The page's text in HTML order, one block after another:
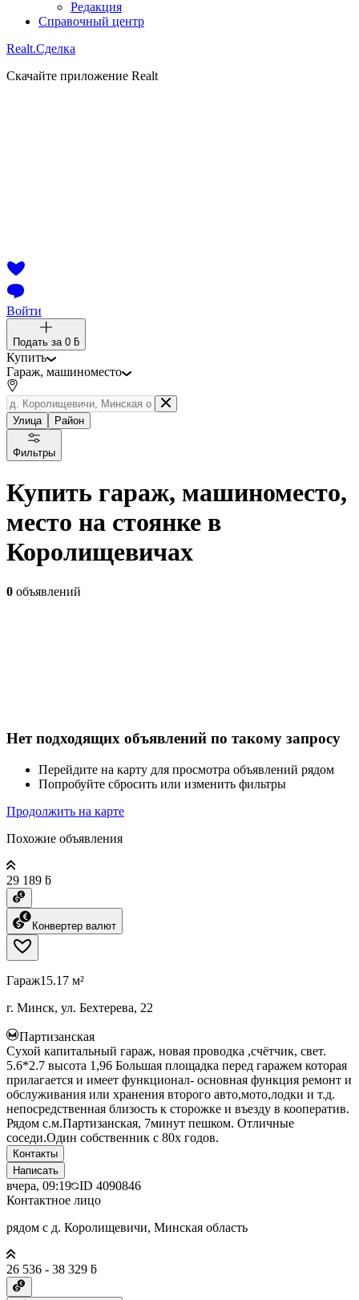
Редакция
Справочный центр
Realt.Сделка
Скачайте приложение Realt
Войти
Подать за 0 ƃ
Купить
Гараж, машиноместо
Улица Район
Фильтры
Купить гараж, машиноместо,
место на стоянке в
Королищевичах
0 объявлений
Нет подходящих объявлений по такому запросу
Перейдите на карту для просмотра объявлений рядом
Попробуйте сбросить или изменить фильтры
Продолжить на карте
Похожие объявления
29 189 ƃ
Конвертер валют
Гараж15.17 м²
г. Минск, ул. Бехтерева, 22
Партизанская
Сухой капитальный гараж, новая проводка ,счётчик, свет.
5.6*2.7 высота 1,96 Большая площадка перед гаражем которая
прилагается и имеет функционал- основная функция ремонт и
обслуживания или хранения второго авто,мото,лодки и т.д.
непосредственная близость к сторожке и въезду в кооператив.
Рядом с.м.Партизанская, 7минут пешком. Отличные
соседи.Один собственник с 80х годов.
Контакты
Написать
вчера, 09:19 ID 4090846
Контактное лицо
рядом с д. Королищевичи, Минская область
26 536 - 38 329 ƃ